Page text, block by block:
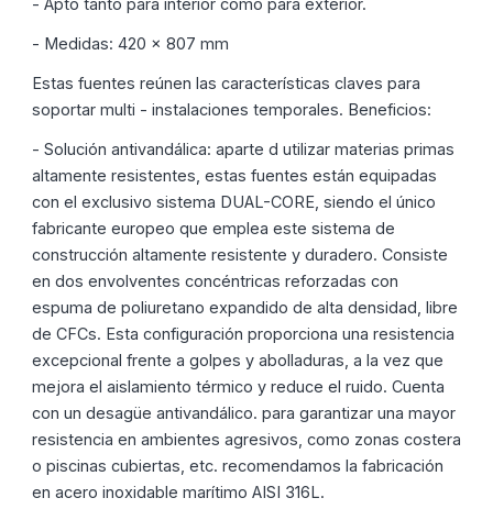
- Medidas: 420 x 807 mm
Estas fuentes reúnen las características claves para
soportar multi - instalaciones temporales. Beneficios:
- Solución antivandálica: aparte d utilizar materias primas
altamente resistentes, estas fuentes están equipadas
con el exclusivo sistema DUAL-CORE, siendo el único
fabricante europeo que emplea este sistema de
construcción altamente resistente y duradero. Consiste
en dos envolventes concéntricas reforzadas con
espuma de poliuretano expandido de alta densidad, libre
de CFCs. Esta configuración proporciona una resistencia
excepcional frente a golpes y abolladuras, a la vez que
mejora el aislamiento térmico y reduce el ruido. Cuenta
con un desagüe antivandálico. para garantizar una mayor
resistencia en ambientes agresivos, como zonas costera
o piscinas cubiertas, etc. recomendamos la fabricación
en acero inoxidable marítimo AISI 316L.
AÑADIR A LA LISTA DE DESEOS
add_circle_outline
CREAR LISTA DE DESEOS
Nombre de la lista de deseos
Cancelar Crear lista de deseos
INICIAR SESIÓN
Debe iniciar sesión para guardar productos en su lista
de deseos.
Cancelar Iniciar sesión